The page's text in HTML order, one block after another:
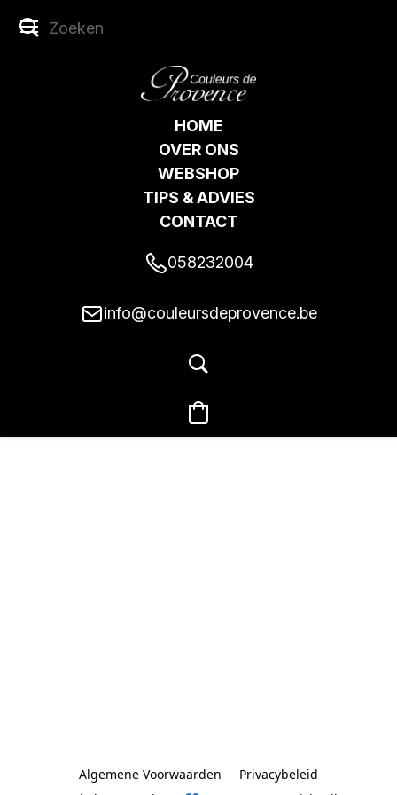
HOME
OVER ONS
WEBSHOP
TIPS & ADVIES
CONTACT
058232004
info@couleursdeprovence.be
Algemene Voorwaarden
Privacybeleid